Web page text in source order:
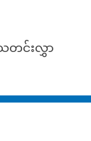
တင်းလွှာ